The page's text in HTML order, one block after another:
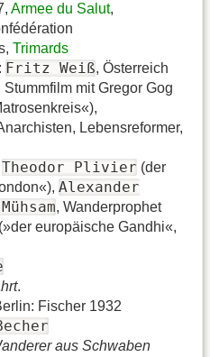
Armee du Salut,
Trimards
Fritz Weiß, Österreich
mit Gregor Gog
Lebensreformer,
Theodor Plivier (der
Alexander
, Wanderprophet
(»der europäische Gandhi«,
.
Fischer 1932
aus Schwaben